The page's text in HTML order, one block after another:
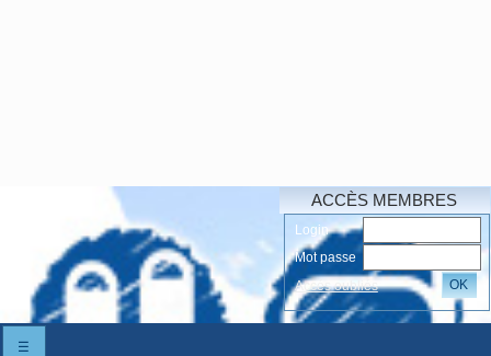
ACCÈS MEMBRES
Login
Mot passe
Accés oubliés
OK
☰